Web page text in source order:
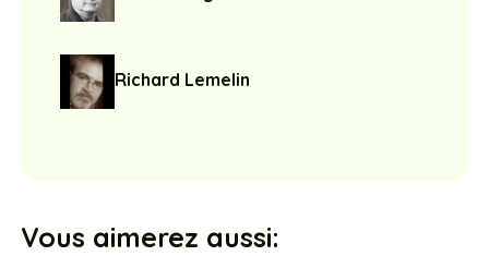
Richard Lemelin
Vous aimerez aussi: